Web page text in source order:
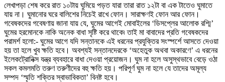
লেখাপড়া শেষ করে রাত ১০টায় ঘুমিয়ে পড়ত যারা তারা রাত ১২টা বা এক টাতেও ঘুমাতে
যায় না। ঘুমানোর ঘরে বালিশের নিচেই রাখে ফোন। সারাক্ষণই ফোন আর ফোন।
গবেষকদের গবেষণায় জানা যায় যে, ঘুমের আগেই মোবাইলের ‘ডিসপ্লের আলোক রশ্মি’
ঘুমের হরমোনকে নাকি অনেক বাধা সৃষ্টি করে থাকে৷ তাই মা বাবাদের প্রতি গবেষকদের
পরামর্শ হলো:- ঘুমের আগে যদি সন্তানকে এই ধরনের প্রযুক্তির সংস্পর্শে আসতে দেওয়া
হয় তা হলে খুব ক্ষতি হবে। অবশ্যই সন্তানদেরকে ‘অহেতুক অথবা অকারণে’ এ ধরনের
ইলেকট্রোনিক্স যন্ত্র ব্যবহারে বাধা দেওয়া প্রয়োজন। ঘুম না হলে অসুস্থভাবে বেড়ে ওঠা
সকল কমলমতি তরুণ তরুণীদের বহু ক্ষতি হয়। পরিপূর্ণ ঘুম না হলে যে তাদের অমূল্য
সম্পদ ‘স্মৃতি শক্তির স্বাভাবিকতা’ বিনষ্ট হবে।